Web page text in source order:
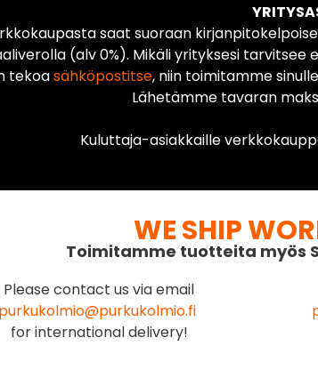
saat suoraan
(alv 0%). Mikäli yrityksesi
tekoasähköpostitse, niin toimitamme
Lähetämme tavaran
Kuluttaja-asiakkaille
WE SHIP
Toimitamme tuotteita myös
Please contact us via email
purkukolmio@purkukolmio.fi
for international delivery!